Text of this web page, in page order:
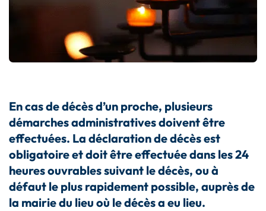
En cas de décès d’un proche, plusieurs
démarches administratives doivent être
effectuées. La déclaration de décès est
obligatoire et doit être effectuée dans les 24
heures ouvrables suivant le décès, ou à
défaut le plus rapidement possible, auprès de
la mairie du lieu où le décès a eu lieu.